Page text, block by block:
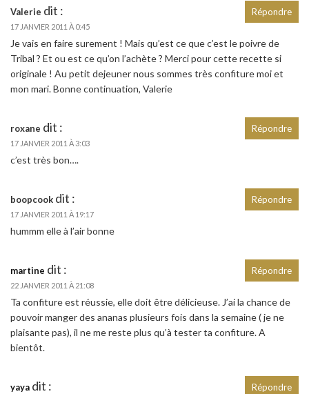
Valerie dit :
17 JANVIER 2011 À 0:45
Je vais en faire surement ! Mais qu’est ce que c’est le poivre de
Tribal ? Et ou est ce qu’on l’achète ? Merci pour cette recette si
originale ! Au petit dejeuner nous sommes très confiture moi et
mon mari. Bonne continuation, Valerie
Répondre
roxane dit :
17 JANVIER 2011 À 3:03
c’est très bon….
Répondre
boopcook dit :
17 JANVIER 2011 À 19:17
hummm elle à l’air bonne
Répondre
martine dit :
22 JANVIER 2011 À 21:08
Ta confiture est réussie, elle doit être délicieuse. J’ai la chance de
pouvoir manger des ananas plusieurs fois dans la semaine ( je ne
plaisante pas), il ne me reste plus qu’à tester ta confiture. A
bientôt.
Répondre
yaya dit : Répondre